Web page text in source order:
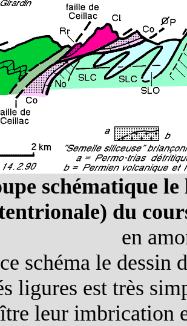
schématique
du
en
schéma le dessin
ligures est très
leur imbrication